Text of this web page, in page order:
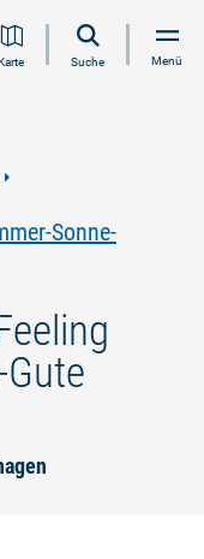
Suche Menü
Sonne-